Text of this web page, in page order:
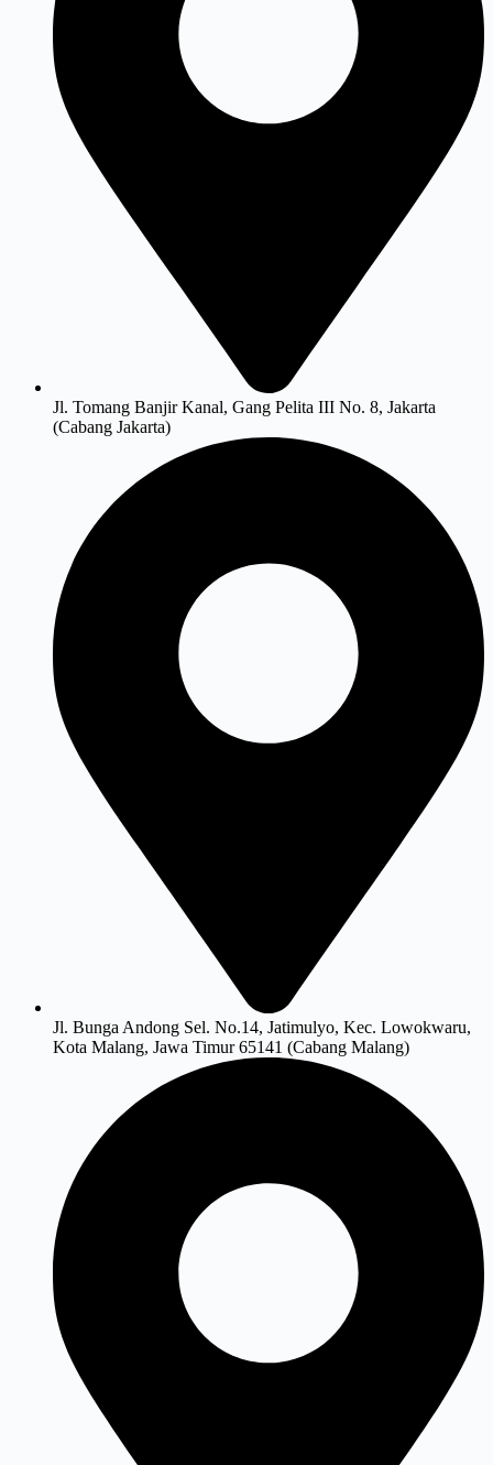
Jl. Tomang Banjir Kanal, Gang Pelita III No. 8, Jakarta
(Cabang Jakarta)
Jl. Bunga Andong Sel. No.14, Jatimulyo, Kec. Lowokwaru,
Kota Malang, Jawa Timur 65141 (Cabang Malang)